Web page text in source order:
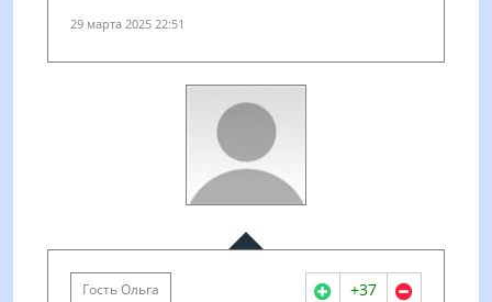
29 марта 2025 22:51
Гость Ольга +37